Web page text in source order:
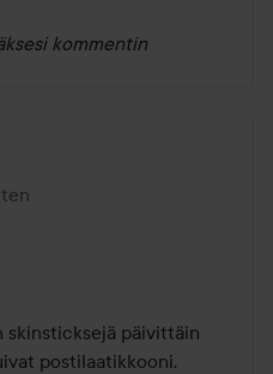
kommentin
sitten
skinsticksejä päivittäin
postilaatikkooni.